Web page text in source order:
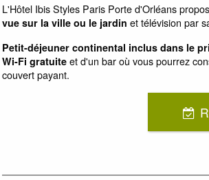
L'Hôtel Ibis Styles Paris Porte d'Orléans
vue sur la ville ou le jardin et télévision par
Petit-déjeuner continental inclus dans le
Wi-Fi gratuite et d'un bar où vous pourrez
couvert payant.